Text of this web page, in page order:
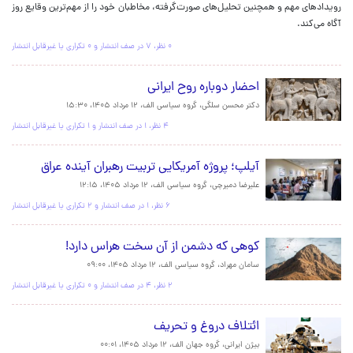
رویدادهای مهم و همچنین تحلیل‌های صورت‌گرفته، مخاطبان خود را از مهم‌ترین وقایع روز
آگاه می‌کند.
۰ نظر، ۷ در صف انتشار و ۰ تکراری یا غیرقابل انتشار
احضار دوباره روح ایرانی
دکتر محسن سلگی، گروه سیاسی الف، ۱۲ مرداد ۱۴۰۵، ۱۵:۳۰
۴ نظر، ۱ در صف انتشار و ۱ تکراری یا غیرقابل انتشار
آیلپ؛ پروژه آمریکایی تربیت رهبران آینده عراق
علیرضا دمیرچی، گروه سیاسی الف، ۱۲ مرداد ۱۴۰۵، ۱۲:۱۵
۶ نظر، ۱ در صف انتشار و ۲ تکراری یا غیرقابل انتشار
کوهی که دشمن از آن سخت هراس دارد!
سامان مهراد، گروه سیاسی الف، ۱۲ مرداد ۱۴۰۵، ۰۹:۰۰
۲ نظر، ۴ در صف انتشار و ۰ تکراری یا غیرقابل انتشار
ائتلاف‌ دروغ و تحریف
بیژن ایرانی، گروه جهان الف، ۱۲ مرداد ۱۴۰۵، ۰۰:۰۱